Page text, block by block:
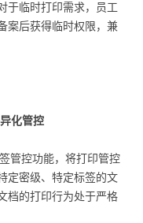
于临时打印需求，员工
案后获得临时权限，兼
化管控
管控功能，将打印管控
定密级、特定标签的文
档的打印行为处于严格